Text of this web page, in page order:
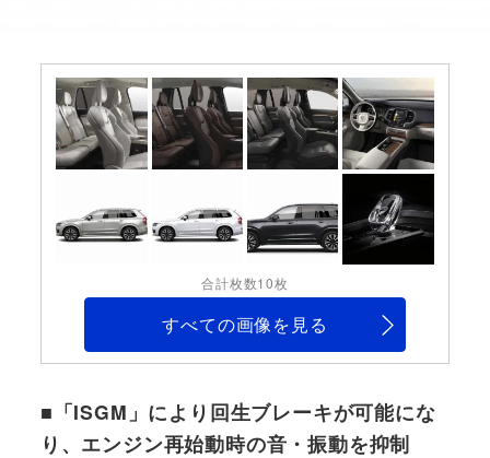
合計枚数10枚
すべての画像を見る
■「ISGM」により回生ブレーキが可能にな
り、エンジン再始動時の音・振動を抑制